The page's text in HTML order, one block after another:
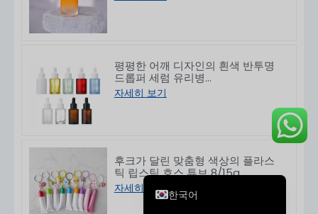
평평한 어깨 디자인의 흰색 반투명
드롭퍼 세럼 유리병
10/30/50/60/80/100ml
자세히 보기
후크가 달린 맞춤형 색상의 플라스
틱 립스틱 호스 튜브 8/15g
자세히 보기한국어
English
日本語